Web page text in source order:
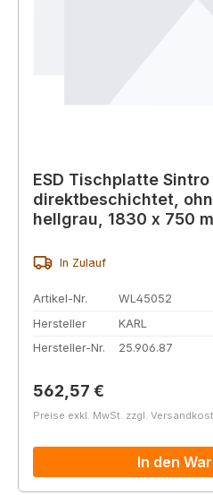
ESD Tischplatte
direktbeschichtet,
hellgrau, 1830 x 750
In Zulauf
Artikel-Nr.
WL45052
Hersteller
KARL
Hersteller-Nr.
25.906.87
Regulärer Preis:
562,57 €
Preise exkl. MwSt. zzgl.
In den